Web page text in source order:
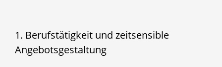
1. Berufstätigkeit und zeitsensible
Angebotsgestaltung